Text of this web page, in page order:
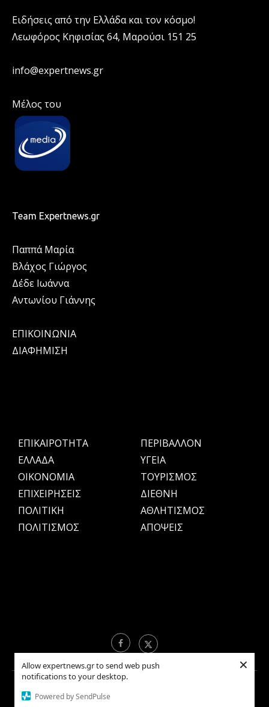
Allow expertnews.gr to send web push
notifications to your desktop.
Powered by SendPulse
×
Ειδήσεις από την Ελλάδα και τον κόσμο!
Λεωφόρος Κηφισίας 64, Μαρούσι 151 25
info@expertnews.gr
Μέλος του
Team Expertnews.gr
Παππά Μαρία
Βλάχος Γιώργος
Δέδε Ιωάννα
Αντωνίου Γιάννης
ΕΠΙΚΟΙΝΩΝΙΑ
ΔΙΑΦΗΜΙΣΗ
ΕΠΙΚΑΙΡΟΤΗΤΑ
ΕΛΛΑΔΑ
OIKONOMIA
ΕΠΙΧΕΙΡΗΣΕΙΣ
ΠΟΛΙΤΙΚΗ
ΠΟΛΙΤΙΣΜΟΣ
ΠΕΡΙΒΑΛΛΟΝ
ΥΓΕΙΑ
ΤΟΥΡΙΣΜΟΣ
ΔΙΕΘΝΗ
ΑΘΛΗΤΙΣΜΟΣ
ΑΠΟΨΕΙΣ